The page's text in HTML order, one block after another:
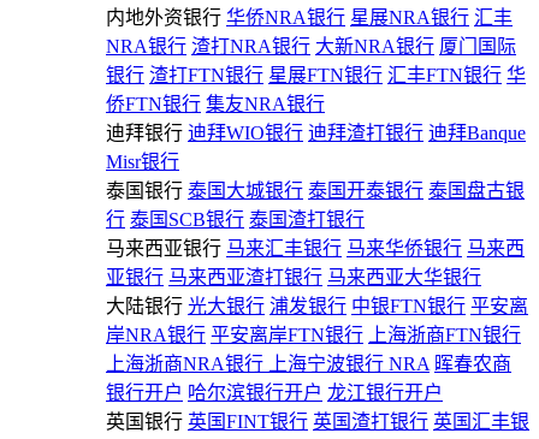
内地外资银行 华侨NRA银行 星展NRA银行 汇丰
NRA银行 渣打NRA银行 大新NRA银行 厦门国际
银行 渣打FTN银行 星展FTN银行 汇丰FTN银行 华
侨FTN银行 集友NRA银行
迪拜银行 迪拜WIO银行 迪拜渣打银行 迪拜Banque
Misr银行
泰国银行 泰国大城银行 泰国开泰银行 泰国盘古银
行 泰国SCB银行 泰国渣打银行
马来西亚银行 马来汇丰银行 马来华侨银行 马来西
亚银行 马来西亚渣打银行 马来西亚大华银行
大陆银行 光大银行 浦发银行 中银FTN银行 平安离
岸NRA银行 平安离岸FTN银行
上海浙商FTN银行
上海浙商NRA银行
上海宁波银行 NRA 晖春农商
银行开户 哈尔滨银行开户 龙江银行开户
英国银行 英国FINT银行 英国渣打银行 英国汇丰银